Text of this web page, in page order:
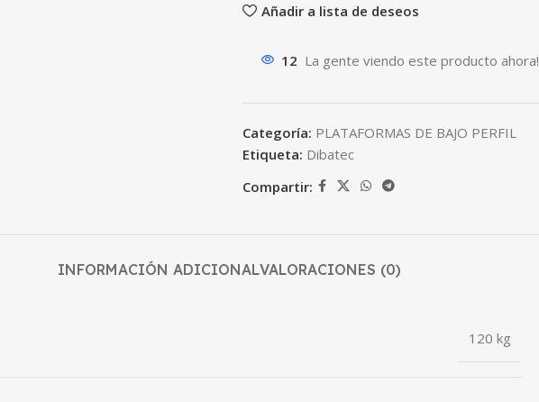
Añadir a lista de deseos
12 La gente viendo este producto ahora!
Categoría: PLATAFORMAS DE BAJO PERFIL
Etiqueta: Dibatec
Compartir:
INFORMACIÓN ADICIONALVALORACIONES (0)
120 kg